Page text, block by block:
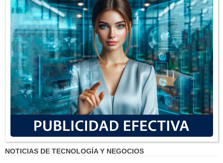
NOTICIAS DE TECNOLOGÍA Y NEGOCIOS